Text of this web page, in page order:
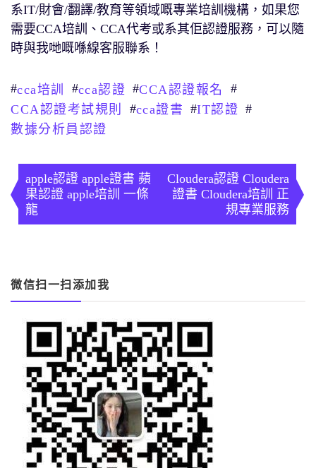
系IT/財會/翻譯/教育等領域嘅專業培訓機構，如果您
需要CCA培訓、CCA代考或系其佢認證服務，可以隨
時與我哋嘅喺線客服聯系！
#cca培訓 #cca認證 #CCA認證報名
#
CCA認證考試規則
#cca證書 #IT認證 #
數據分析員認證
章
導
覽
apple認證 apple證書 蘋
果認證 apple培訓 一條
龍
Cloudera認證 Cloudera
證書 Cloudera培訓 正
規專業服務
微信扫一扫添加我